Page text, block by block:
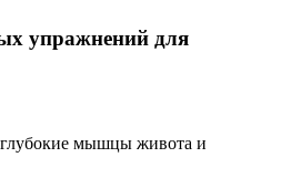
упражнений для
мышцы живота и